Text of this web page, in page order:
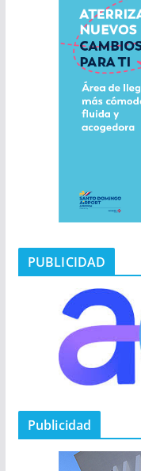
PUBLICIDAD
Publicidad